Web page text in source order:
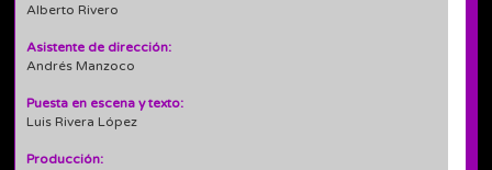
Alberto Rivero
Asistente de dirección:
Andrés Manzoco
Puesta en escena y texto:
Luis Rivera López
Producción: